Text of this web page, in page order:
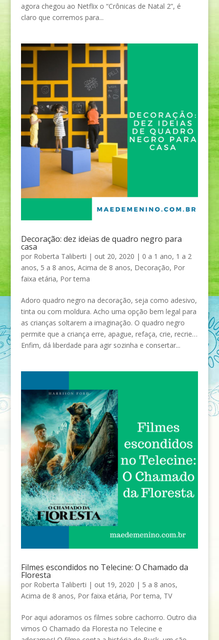
agora chegou ao Netflix o “Crônicas de Natal 2”, é
claro que corremos para...
Decoração: dez ideias de quadro negro para
casa
por Roberta Taliberti | out 20, 2020 | 0 a 1 ano, 1 a 2
anos, 5 a 8 anos, Acima de 8 anos, Decoração, Por
faixa etária, Por tema
Adoro quadro negro na decoração, seja como adesivo,
tinta ou com moldura. Acho uma opção bem legal para
as crianças soltarem a imaginação. O quadro negro
permite que a criança erre, apague, refaça, crie, recrie…
Enfim, dá liberdade para agir sozinha e consertar...
Filmes escondidos no Telecine: O Chamado da
Floresta
por Roberta Taliberti | out 19, 2020 | 5 a 8 anos,
Acima de 8 anos, Por faixa etária, Por tema, TV
Por aqui adoramos os filmes sobre cachorro. Outro dia
vimos O Chamado da Floresta no Telecine e